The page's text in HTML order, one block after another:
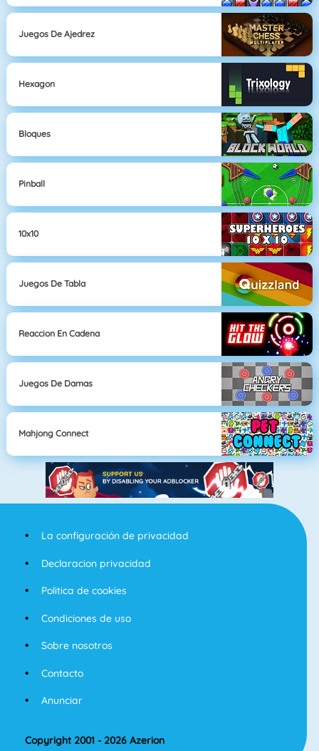
Juegos De Ajedrez
Hexagon
Bloques
Pinball
10x10
Juegos De Tabla
Reaccion En Cadena
Juegos De Damas
Mahjong Connect
La configuración de privacidad
Declaracion privacidad
Politica de cookies
Condiciones de uso
Sobre nosotros
Contacto
Anunciar
Copyright 2001 - 2026 Azerion